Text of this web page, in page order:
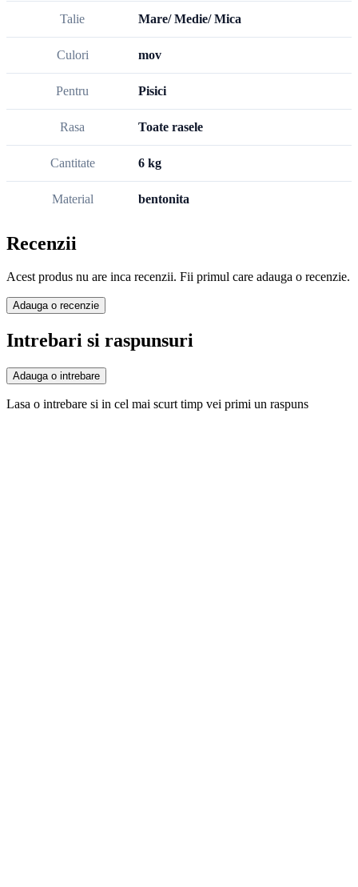
Talie Mare/ Medie/ Mica
Culori mov
Pentru Pisici
Rasa Toate rasele
Cantitate 6 kg
Material bentonita
Recenzii
Acest produs nu are inca recenzii. Fii primul care adauga o recenzie.
Adauga o recenzie
Intrebari si raspunsuri
Adauga o intrebare
Lasa o intrebare si in cel mai scurt timp vei primi un raspuns